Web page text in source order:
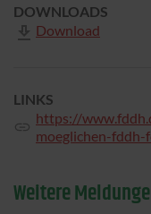
DOWNLOADS
Download
LINKS
https://
moeglichen-
Weitere